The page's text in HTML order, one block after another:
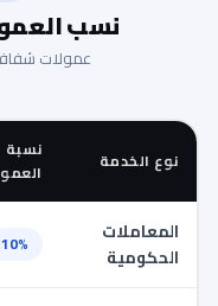
نسب
عمولات
نوع الخدمة
نسبة
المعاملات
الحكومية
10%